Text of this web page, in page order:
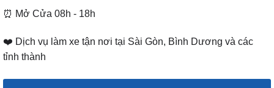
⏰ Mở Cửa 08h - 18h
❤️ Dịch vụ làm xe tận nơi tại Sài Gòn, Bình Dương và các
tỉnh thành